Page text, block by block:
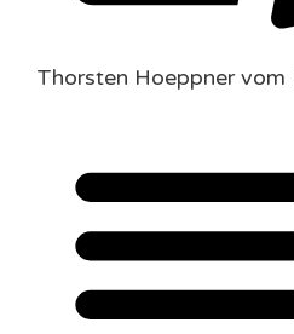
Thorsten Hoeppner vom